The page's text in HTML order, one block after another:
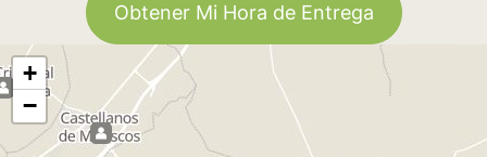
Obtener Mi Hora de Entrega
+
−